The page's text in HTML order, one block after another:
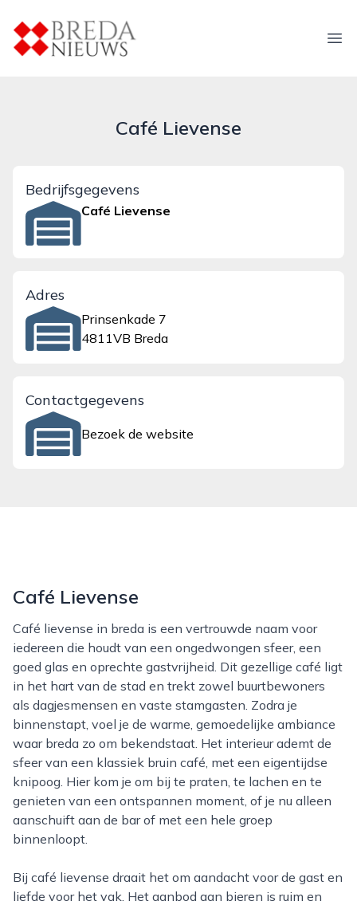
breda-nieuws.nl
Café Lievense
Bedrijfsgegevens
Café Lievense
Adres
Prinsenkade 7
4811VB Breda
Contactgegevens
Bezoek de website
Café Lievense
Café lievense in breda is een vertrouwde naam voor
iedereen die houdt van een ongedwongen sfeer, een
goed glas en oprechte gastvrijheid. Dit gezellige café ligt
in het hart van de stad en trekt zowel buurtbewoners
als dagjesmensen en vaste stamgasten. Zodra je
binnenstapt, voel je de warme, gemoedelijke ambiance
waar breda zo om bekendstaat. Het interieur ademt de
sfeer van een klassiek bruin café, met een eigentijdse
knipoog. Hier kom je om bij te praten, te lachen en te
genieten van een ontspannen moment, of je nu alleen
aanschuift aan de bar of met een hele groep
binnenloopt.
Bij café lievense draait het om aandacht voor de gast en
liefde voor het vak. Het aanbod aan bieren is ruim en